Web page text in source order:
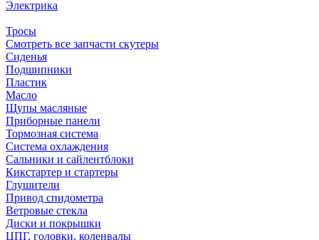
Электрика
Тросы
Смотреть все запчасти скутеры
Сиденья
Подшипники
Пластик
Масло
Щупы масляные
Приборные панели
Тормозная система
Система охлаждения
Сальники и сайлентблоки
Кикстартер и стартеры
Глушители
Привод спидометра
Ветровые стекла
Диски и покрышки
ЦПГ, головки, коленвалы